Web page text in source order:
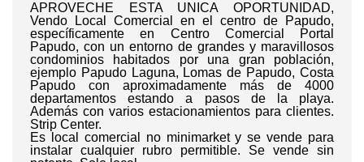
APROVECHE ESTA UNICA OPORTUNIDAD,
Vendo Local Comercial en el centro de Papudo,
específicamente en Centro Comercial Portal
Papudo, con un entorno de grandes y maravillosos
condominios habitados por una gran población,
ejemplo Papudo Laguna, Lomas de Papudo, Costa
Papudo con aproximadamente más de 4000
departamentos estando a pasos de la playa.
Además con varios estacionamientos para clientes.
Strip Center.
Es local comercial no minimarket y se vende para
instalar cualquier rubro permitible. Se vende sin